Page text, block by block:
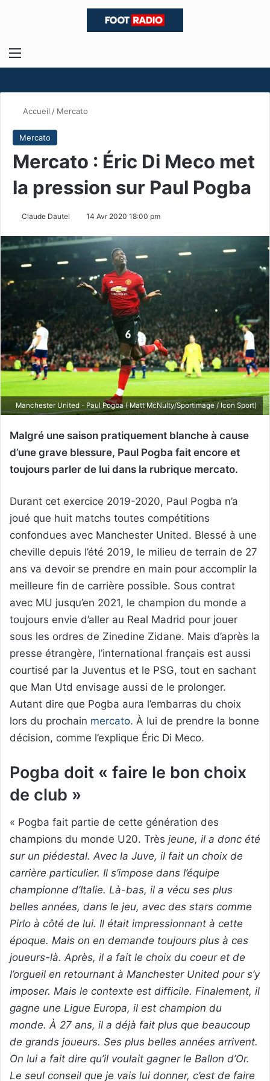
Menu
Accueil / Mercato
Mercato
Mercato : Éric Di Meco met
la pression sur Paul Pogba
Claude Dautel 14 Avr 2020 18:00 pm
Manchester United - Paul Pogba ( Matt McNulty/Sportimage / Icon Sport)
Malgré une saison pratiquement blanche à cause
d’une grave blessure, Paul Pogba fait encore et
toujours parler de lui dans la rubrique mercato.
Durant cet exercice 2019-2020, Paul Pogba n’a
joué que huit matchs toutes compétitions
confondues avec Manchester United. Blessé à une
cheville depuis l’été 2019, le milieu de terrain de 27
ans va devoir se prendre en main pour accomplir la
meilleure fin de carrière possible. Sous contrat
avec MU jusqu’en 2021, le champion du monde a
toujours envie d’aller au Real Madrid pour jouer
sous les ordres de Zinedine Zidane. Mais d’après la
presse étrangère, l’international français est aussi
courtisé par la Juventus et le PSG, tout en sachant
que Man Utd envisage aussi de le prolonger.
Autant dire que Pogba aura l’embarras du choix
lors du prochain mercato. À lui de prendre la bonne
décision, comme l’explique Éric Di Meco.
Pogba doit « faire le bon choix
de club »
« Pogba fait partie de cette génération des
champions du monde U20. Très jeune, il a donc été
sur un piédestal. Avec la Juve, il fait un choix de
carrière particulier. Il s’impose dans l’équipe
championne d’Italie. Là-bas, il a vécu ses plus
belles années, dans le jeu, avec des stars comme
Pirlo à côté de lui. Il était impressionnant à cette
époque. Mais on en demande toujours plus à ces
joueurs-là. Après, il a fait le choix du coeur et de
l’orgueil en retournant à Manchester United pour s’y
imposer. Mais le contexte est difficile. Finalement, il
gagne une Ligue Europa, il est champion du
monde. À 27 ans, il a déjà fait plus que beaucoup
de grands joueurs. Ses plus belles années arrivent.
On lui a fait dire qu’il voulait gagner le Ballon d’Or.
Le seul conseil que je vais lui donner, c’est de faire